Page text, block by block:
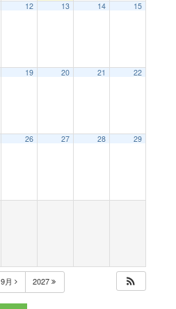
12 13 14 15
19 20 21 22
26 27 28 29
9月 2027